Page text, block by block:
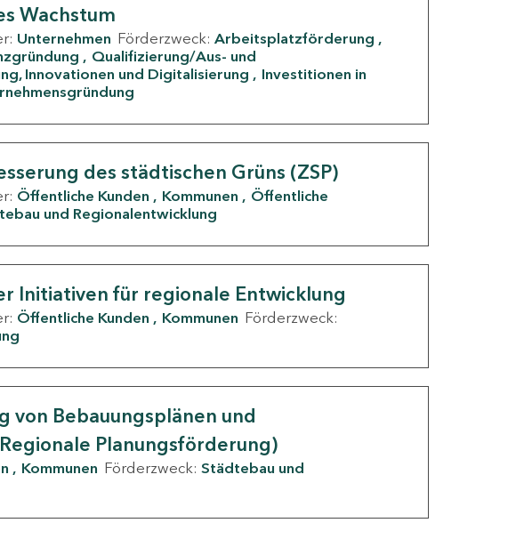
Wachstum
Unternehmen Förderzweck: Arbeitsplatzförderung
Qualifizierung/Aus- und
Innovationen und Digitalisierung
Investitionen in
des städtischen Grüns (ZSP)
Öffentliche Kunden Kommunen
Öffentliche
und Regionalentwicklung
Initiativen für regionale Entwicklung
Öffentliche Kunden Kommunen Förderzweck:
von Bebauungsplänen und
Planungsförderung)
Kommunen Förderzweck: Städtebau und